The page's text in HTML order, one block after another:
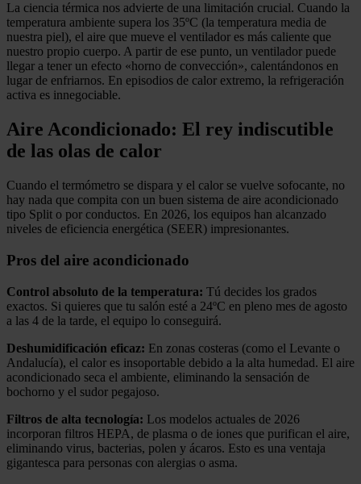
La ciencia térmica nos advierte de una limitación crucial. Cuando la
temperatura ambiente supera los 35ºC (la temperatura media de
nuestra piel), el aire que mueve el ventilador es más caliente que
nuestro propio cuerpo. A partir de ese punto, un ventilador puede
llegar a tener un efecto «horno de convección», calentándonos en
lugar de enfriarnos. En episodios de calor extremo, la refrigeración
activa es innegociable.
Aire Acondicionado: El rey indiscutible
de las olas de calor
Cuando el termómetro se dispara y el calor se vuelve sofocante, no
hay nada que compita con un buen sistema de aire acondicionado
tipo Split o por conductos. En 2026, los equipos han alcanzado
niveles de eficiencia energética (SEER) impresionantes.
Pros del aire acondicionado
Control absoluto de la temperatura: Tú decides los grados
exactos. Si quieres que tu salón esté a 24ºC en pleno mes de agosto
a las 4 de la tarde, el equipo lo conseguirá.
Deshumidificación eficaz: En zonas costeras (como el Levante o
Andalucía), el calor es insoportable debido a la alta humedad. El aire
acondicionado seca el ambiente, eliminando la sensación de
bochorno y el sudor pegajoso.
Filtros de alta tecnología: Los modelos actuales de 2026
incorporan filtros HEPA, de plasma o de iones que purifican el aire,
eliminando virus, bacterias, polen y ácaros. Esto es una ventaja
gigantesca para personas con alergias o asma.